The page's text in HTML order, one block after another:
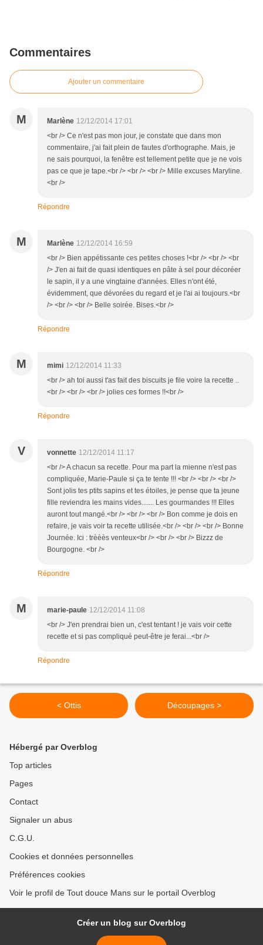
Commentaires
Ajouter un commentaire
M Marlène 12/12/2014 17:01
<br /> Ce n'est pas mon jour, je constate que dans mon
commentaire, j'ai fait plein de fautes d'orthographe. Mais, je
ne sais pourquoi, la fenêtre est tellement petite que je ne vois
pas ce que je tape.<br /> <br /> <br /> Mille excuses Maryline.
<br />
Répondre
M Marlène 12/12/2014 16:59
<br /> Bien appétissante ces petites choses !<br /> <br /> <br
/> J'en ai fait de quasi identiques en pâte à sel pour décoréer
le sapin, il y a une vingtaine d'années. Elles n'ont été,
évidemment, que dévorées du regard et je l'ai ai toujours.<br
/> <br /> <br /> Belle soirée. Bises.<br />
Répondre
M mimi 12/12/2014 11:33
<br /> ah toi aussi t'as fait des biscuits je file voire la recette ..
<br /> <br /> <br /> jolies ces formes !!<br />
Répondre
V vonnette 12/12/2014 11:17
<br /> A chacun sa recette. Pour ma part la mienne n'est pas
compliquée, Marie-Paule si ça te tente !!! <br /> <br /> <br />
Sont jolis tes ptits sapins et tes étoiles, je pense que ta jeune
fille reviendra les mains vides....... Les gourmandes !!! Elles
auront tout mangé.<br /> <br /> <br /> Bon comme je dois en
refaire, je vais voir ta recette utilisée.<br /> <br /> <br /> Bonne
Journée. Ici : trèèès venteux<br /> <br /> <br /> Bizzz de
Bourgogne. <br />
Répondre
M marie-paule 12/12/2014 11:08
<br /> J'en prendrai bien un, c'est tentant ! je vais voir cette
recette et si pas compliqué peut-être je ferai...<br />
Répondre
< Ottis Découpages >
Hébergé par Overblog
Top articles
Pages
Contact
Signaler un abus
C.G.U.
Cookies et données personnelles
Préférences cookies
Voir le profil de Tout douce Mans sur le portail Overblog
Créer un blog sur Overblog